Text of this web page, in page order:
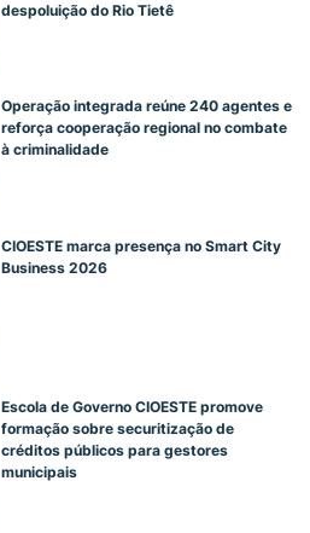
despoluição do Rio Tietê
Operação integrada reúne 240 agentes e
reforça cooperação regional no combate
à criminalidade
CIOESTE marca presença no Smart City
Business 2026
Escola de Governo CIOESTE promove
formação sobre securitização de
créditos públicos para gestores
municipais